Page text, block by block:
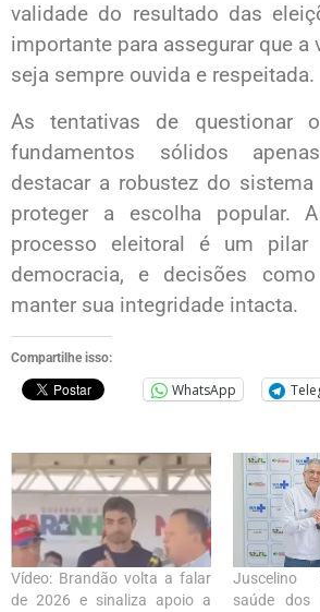
validade do resultado das
importante para assegurar que a
seja sempre ouvida e respeitada.
As tentativas de questionar
fundamentos sólidos
destacar a robustez do
proteger a escolha popular.
processo eleitoral é um pilar
democracia, e decisões
manter sua integridade intacta.
Compartilhe isso:
WhatsApp
Vídeo: Brandão volta a falar
de 2026 e sinaliza apoio a
Juscelino
saúde dos